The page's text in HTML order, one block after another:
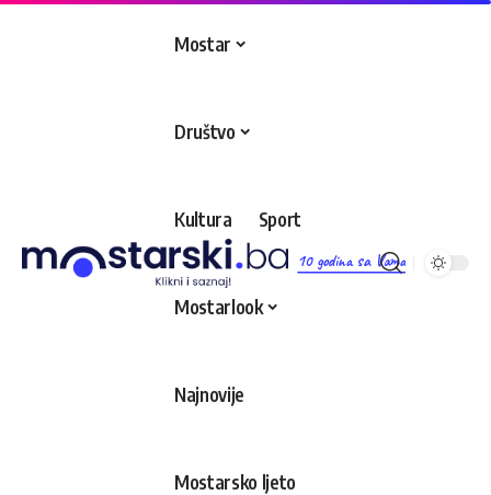
10 godina sa Vama
Mostar
Društvo
Kultura Sport
Mostarlook
Najnovije
Mostarsko ljeto